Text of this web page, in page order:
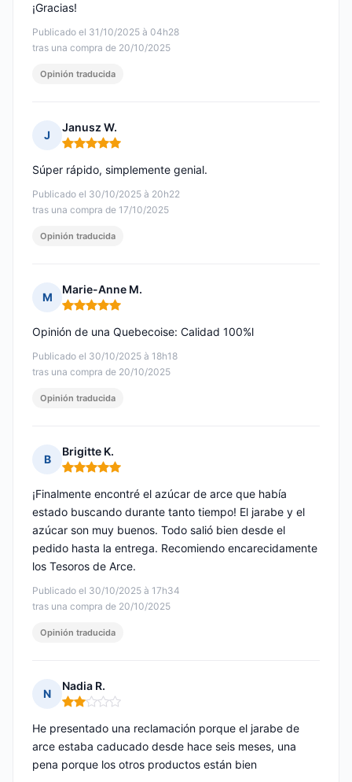
Publicado el 31/10/2025 à 04h28
tras una compra de 20/10/2025
¡Gracias!
Opinión traducida
J
Janusz W.
Nota: 5 de 5
Publicado el 30/10/2025 à 20h22
tras una compra de 17/10/2025
Súper rápido, simplemente genial.
Opinión traducida
M
Marie-Anne M.
Nota: 5 de 5
Publicado el 30/10/2025 à 18h18
tras una compra de 20/10/2025
Opinión de una Quebecoise: Calidad 100%l
Opinión traducida
B
Brigitte K.
Nota: 5 de 5
Publicado el 30/10/2025 à 17h34
tras una compra de 20/10/2025
¡Finalmente encontré el azúcar de arce que había
estado buscando durante tanto tiempo! El jarabe y el
azúcar son muy buenos. Todo salió bien desde el
pedido hasta la entrega. Recomiendo encarecidamente
los Tesoros de Arce.
Opinión traducida
N
Nadia R.
Nota: 2 de 5
He presentado una reclamación porque el jarabe de
arce estaba caducado desde hace seis meses, una
pena porque los otros productos están bien